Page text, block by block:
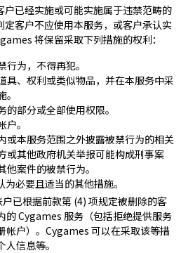
已经实施或可能实施属于违禁范畴的
客户不应使用本服务，或客户承认实
将保留采取下列措施的权利：
行为，不得再犯。
具、权利或类似物品，并在本服务中采
的部分或全部使用权限。
。
或本服务范围之外披露被禁行为的相关
或其他政府机关举报可能构成刑事案
他案件的被禁行为。
必要且适当的其他措施。
已根据前款第 (4) 项规定被删除的客
的 Cygames 服务（包括拒绝提供服务
帐户）。Cygames 可以在采取该等措
信息等。